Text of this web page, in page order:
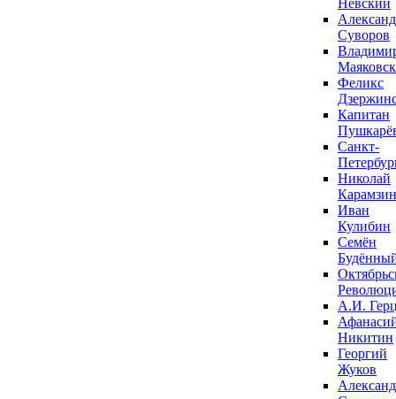
Невский
Суворов
Феликс
Капитан
Санкт-
Николай
Карамзин
Иван
Кулибин
Семён
А.И.
Никитин
Георгий
Жуков